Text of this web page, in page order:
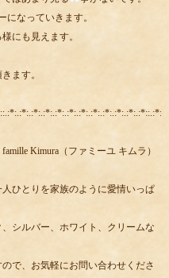
になっていきます。
にも見えます。
ます。
Kimura（ファミーユ キムラ）
ひとりを家族のように愛情いっぱ
シルバー、ホワイト、クリームな
で、お気軽にお問い合わせくださ